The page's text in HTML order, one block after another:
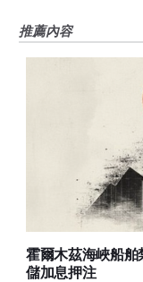
推薦內容
霍爾木茲海峽船
儲加息押注